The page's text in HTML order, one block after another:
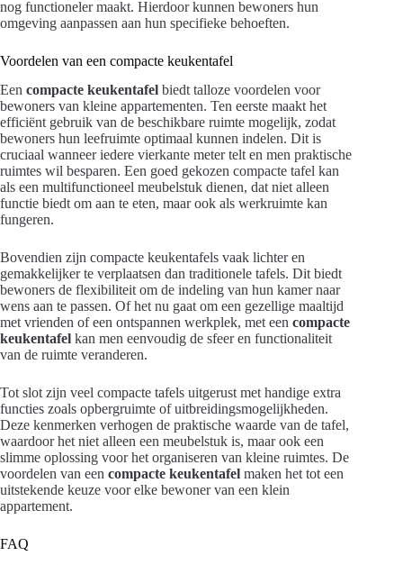
nog functioneler maakt. Hierdoor kunnen bewoners hun
omgeving aanpassen aan hun specifieke behoeften.
Voordelen van een compacte keukentafel
Een compacte keukentafel biedt talloze voordelen voor
bewoners van kleine appartementen. Ten eerste maakt het
efficiënt gebruik van de beschikbare ruimte mogelijk, zodat
bewoners hun leefruimte optimaal kunnen indelen. Dit is
cruciaal wanneer iedere vierkante meter telt en men praktische
ruimtes wil besparen. Een goed gekozen compacte tafel kan
als een multifunctioneel meubelstuk dienen, dat niet alleen
functie biedt om aan te eten, maar ook als werkruimte kan
fungeren.
Bovendien zijn compacte keukentafels vaak lichter en
gemakkelijker te verplaatsen dan traditionele tafels. Dit biedt
bewoners de flexibiliteit om de indeling van hun kamer naar
wens aan te passen. Of het nu gaat om een gezellige maaltijd
met vrienden of een ontspannen werkplek, met een compacte
keukentafel kan men eenvoudig de sfeer en functionaliteit
van de ruimte veranderen.
Tot slot zijn veel compacte tafels uitgerust met handige extra
functies zoals opbergruimte of uitbreidingsmogelijkheden.
Deze kenmerken verhogen de praktische waarde van de tafel,
waardoor het niet alleen een meubelstuk is, maar ook een
slimme oplossing voor het organiseren van kleine ruimtes. De
voordelen van een compacte keukentafel maken het tot een
uitstekende keuze voor elke bewoner van een klein
appartement.
FAQ